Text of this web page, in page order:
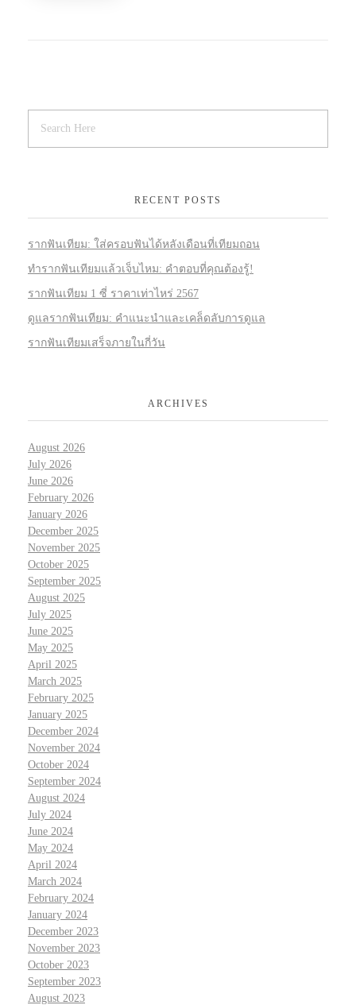
RECENT POSTS
รากฟันเทียม: ใส่ครอบฟันได้หลังเดือนที่เทียมถอน
ทำรากฟันเทียมแล้วเจ็บไหม: คำตอบที่คุณต้องรู้!
รากฟันเทียม 1 ซี่ ราคาเท่าไหร่ 2567
ดูแลรากฟันเทียม: คำแนะนำและเคล็ดลับการดูแล
รากฟันเทียมเสร็จภายในกี่วัน
ARCHIVES
August 2026
July 2026
June 2026
February 2026
January 2026
December 2025
November 2025
October 2025
September 2025
August 2025
July 2025
June 2025
May 2025
April 2025
March 2025
February 2025
January 2025
December 2024
November 2024
October 2024
September 2024
August 2024
July 2024
June 2024
May 2024
April 2024
March 2024
February 2024
January 2024
December 2023
November 2023
October 2023
September 2023
August 2023